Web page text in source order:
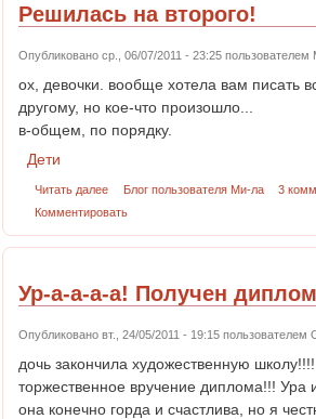
Решилась на второго!
Опубликовано ср., 06/07/2011 - 23:25 пользователем
ох, девочки. вообще хотела вам писать
другому, но кое-что произошло...
в-общем, по порядку.
Дети
Читать далее Блог пользователя Ми-ла
3
Комментировать
Ур-а-а-а-а! Получен
Опубликовано вт., 24/05/2011 - 19:15 пользователем
дочь закончила художественную
торжественное вручение диплома!!!
она конечно горда и счастлива, но я